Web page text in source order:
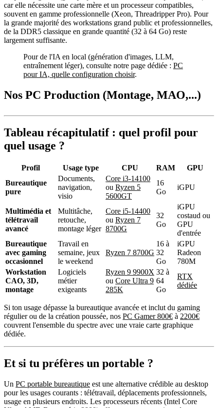
car elle nécessite une carte mère et un processeur compatibles,
souvent en gamme professionnelle (Xeon, Threadripper Pro). Pour
la grande majorité des workstations grand public et professionnelles,
de la DDR5 classique en grande quantité (32 à 64 Go) reste
largement suffisante.
Pour de l'IA en local (génération d'images, LLM,
entraînement léger), consulte notre page dédiée : PC
pour IA, quelle configuration choisir.
Nos PC Production (Montage, MAO,...)
Tableau récapitulatif : quel profil pour
quel usage ?
Profil Usage type CPU RAM
GPU
Bureautique
pure
Documents,
navigation,
visio
Core i3-14100
ou Ryzen 5
5600GT
16
Go
iGPU
Multimédia et
télétravail
avancé
Multitâche,
retouche,
montage léger
Core i5-14400
ou Ryzen 7
8700G
32
Go
iGPU
costaud ou
GPU
d'entrée
Bureautique
avec gaming
occasionnel
Travail en
semaine, jeux
le weekend
Ryzen 7 8700G
16 à
32
Go
iGPU
Radeon
780M
Workstation
CAO, 3D,
montage
Logiciels
métier
exigeants
Ryzen 9 9900X
ou Core Ultra 9
285K
32 à
64
Go
RTX
dédiée
Si ton usage dépasse la bureautique avancée et inclut du gaming
régulier ou de la création poussée, nos PC Gamer 800€ à 2200€
couvrent l'ensemble du spectre avec une vraie carte graphique
dédiée.
Et si tu préfères un portable ?
Un PC portable bureautique est une alternative crédible au desktop
pour les usages courants : télétravail, déplacements professionnels,
usage en plusieurs endroits. Les processeurs récents (Intel Core